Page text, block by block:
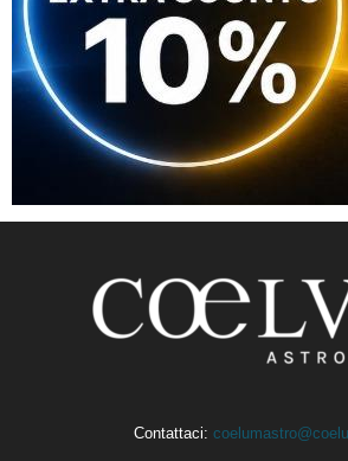
Contattaci: